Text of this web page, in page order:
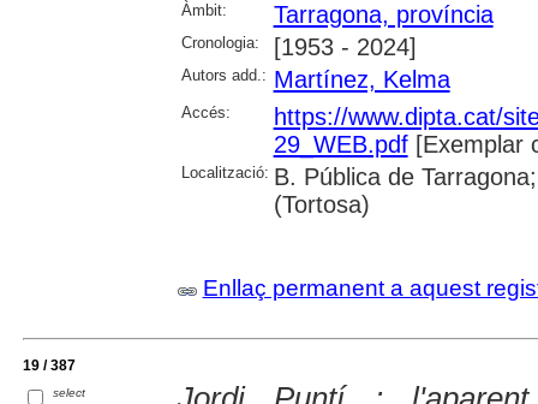
Àmbit: Tarragona, província
Cronologia: [1953 - 2024]
Autors add.: Martínez, Kelma
Accés:
https://www.dipta.cat/
29_WEB.pdf[Exemplar
Localització: B. Pública de
(Tortosa)
Enllaç permanent a aquest
19 / 387
select